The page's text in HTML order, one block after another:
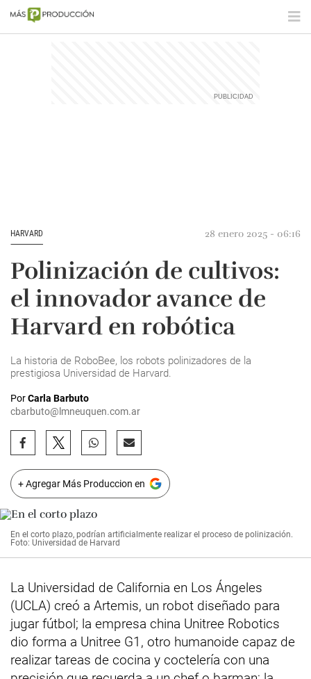
HARVARD 28 enero 2025 - 06:16
Polinización de cultivos:
el innovador avance de
Harvard en robótica
La historia de RoboBee, los robots polinizadores de la
prestigiosa Universidad de Harvard.
PorCarla Barbuto
cbarbuto@lmneuquen.com.ar
+ Agregar Más Produccion en
En el corto plazo, podrían artificialmente realizar el proceso de polinización.
Foto: Universidad de Harvard
La Universidad de California en Los Ángeles
(UCLA) creó a Artemis, un robot diseñado para
jugar fútbol; la empresa china Unitree Robotics
dio forma a Unitree G1, otro humanoide capaz de
realizar tareas de cocina y coctelería con una